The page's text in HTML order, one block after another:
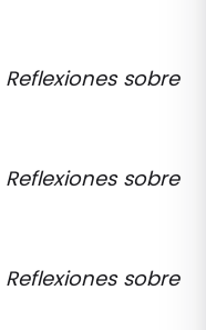
Reflexiones sobre
Reflexiones sobre
Reflexiones sobre